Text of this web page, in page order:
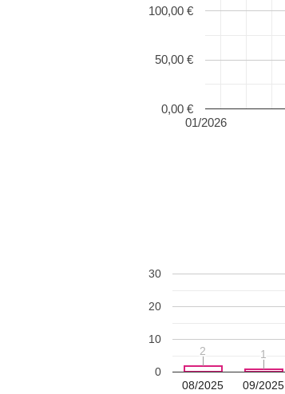
01/2026
0,00 €
50,00 €
100,00 €
08/2025 09/2025
0
10
20
30
2
2 11